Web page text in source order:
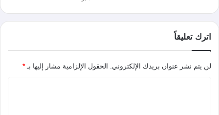
اترك تعليقاً
لن يتم نشر عنوان بريدك الإلكتروني. الحقول الإلزامية مشار إليها بـ*